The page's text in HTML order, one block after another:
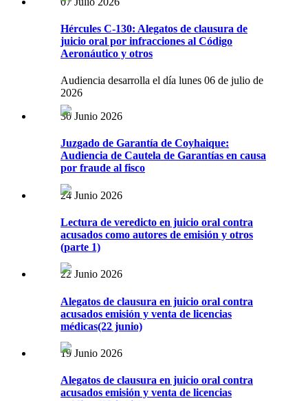
Hércules C-130: Alegatos de clausura de
juicio oral por infracciones al Código
Aeronáutico y otros
Audiencia desarrolla el día lunes 06 de julio de
2026
30 Junio 2026
Juzgado de Garantía de Coyhaique:
Audiencia de Cautela de Garantías en causa
por fraude al fisco
24 Junio 2026
Lectura de veredicto en juicio oral contra
acusados como autores de emisión y otros
(parte 1)
22 Junio 2026
Alegatos de clausura en juicio oral contra
acusados emisión y venta de licencias
médicas(22 junio)
19 Junio 2026
Alegatos de clausura en juicio oral contra
acusados emisión y venta de licencias